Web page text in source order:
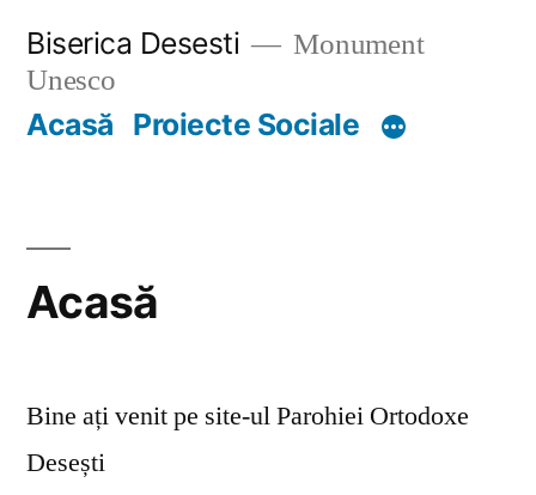
content
Biserica Desesti
Monument
Unesco
Acasă Proiecte Sociale
Acasă
Bine ați venit pe site-ul Parohiei Ortodoxe
Desești